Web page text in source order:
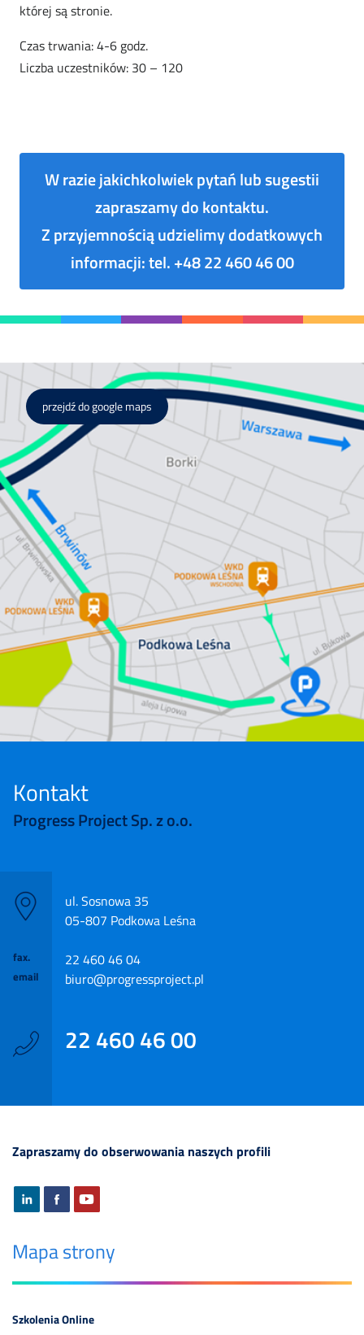
której są stronie.
Czas trwania: 4-6 godz.
Liczba uczestników: 30 – 120
W razie jakichkolwiek pytań lub sugestii
zapraszamy do kontaktu.
Z przyjemnością udzielimy dodatkowych
informacji: tel. +48 22 460 46 00
przejdź do google maps
Kontakt
Progress Project Sp. z o.o.
ul. Sosnowa 35
05-807 Podkowa Leśna
fax. 22 460 46 04
email biuro@progressproject.pl
22 460 46 00
Zapraszamy do obserwowania naszych profili
Mapa strony
Szkolenia Online